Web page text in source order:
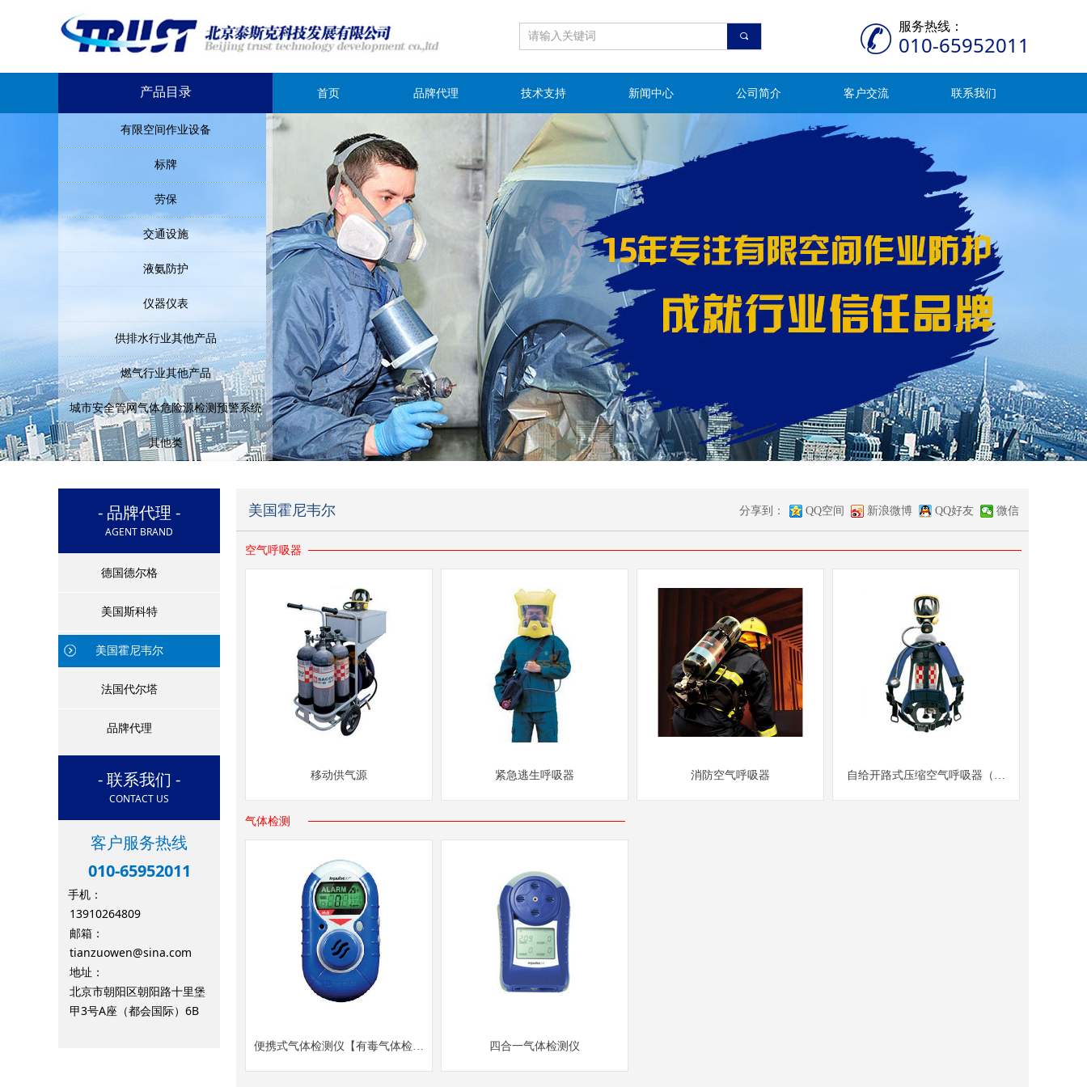
끠
服务热线：
010-65952011
产品目录 首页 品牌代理 技术支持 新闻中心 公司简介 客户交流 联系我们
有限空间作业设备
标牌
劳保
交通设施
液氨防护
仪器仪表
供排水行业其他产品
燃气行业其他产品
城市安全管网气体危险源检测预警系统
其他类
美国霍尼韦尔 分享到： QQ空间 新浪微博 QQ好友 微信
空气呼吸器
移动供气源 紧急逃生呼吸器 消防空气呼吸器 自给开路式压缩空气呼吸器（正
气体检测
便携式气体检测仪【有毒气体检测 四合一气体检测仪
- 品牌代理 -
AGENT BRAND
- 联系我们 -
CONTACT US
客户服务热线
010-65952011
手机：
13910264809
邮箱：
tianzuowen@sina.com
地址：
北京市朝阳区朝阳路十里堡
甲3号A座（都会国际）6B
德国德尔格
美国斯科特
美国霍尼韦尔
法国代尔塔
品牌代理